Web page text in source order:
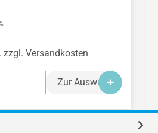
zzgl. Versandkosten
Zur Auswahl